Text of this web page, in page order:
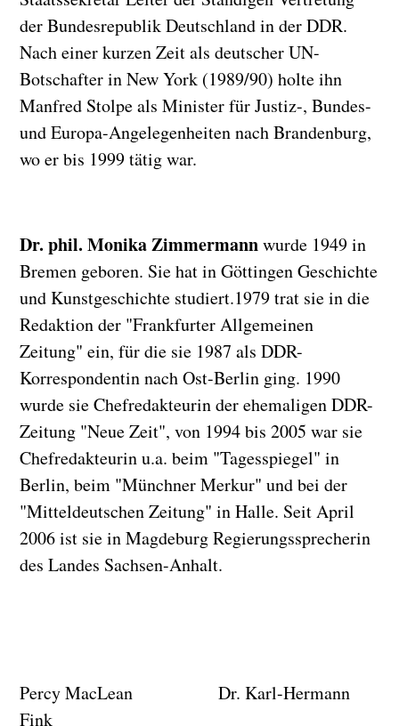
der Bundesrepublik Deutschland in der DDR.
Nach einer kurzen Zeit als deutscher UN-
Botschafter in New York (1989/90) holte ihn
Manfred Stolpe als Minister für Justiz-, Bundes-
und Europa-Angelegenheiten nach Brandenburg,
wo er bis 1999 tätig war.
Dr. phil. Monika Zimmermannwurde 1949 in
Bremen geboren. Sie hat in Göttingen Geschichte
und Kunstgeschichte studiert.1979 trat sie in die
Redaktion der "Frankfurter Allgemeinen
Zeitung" ein, für die sie 1987 als DDR-
Korrespondentin nach Ost-Berlin ging. 1990
wurde sie Chefredakteurin der ehemaligen DDR-
Zeitung "Neue Zeit", von 1994 bis 2005 war sie
Chefredakteurin u.a. beim "Tagesspiegel" in
Berlin, beim "Münchner Merkur" und bei der
"Mitteldeutschen Zeitung" in Halle. Seit April
2006 ist sie in Magdeburg Regierungssprecherin
des Landes Sachsen-Anhalt.
Percy MacLean Dr. Karl-Hermann
Fink